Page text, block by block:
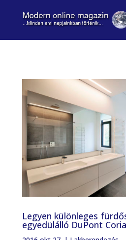
Legyen különleges
egyedülálló DuPont